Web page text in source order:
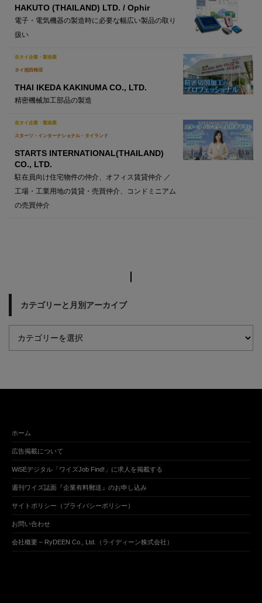
HAKUTO (THAILAND) LTD. / Ophir
電子・電気機器の製造時に必要な幅広い製品の取り
扱い
在タイ企業・製造業
タイ池田柿沼
THAI IKEDA KAKINUMA CO., LTD.
精密機械加工部品の製造
在タイ企業・製造業
スターツ・インターナショナル・タイランド
STARTS INTERNATIONAL(THAILAND)
CO., LTD.
駐在員向け住宅物件の仲介、オフィス賃貸仲介 ／
工場・工業用地の賃貸・売買仲介、コンドミニアム
の売買仲介
カテゴリーと月別アーカイブ
ホーム
広告掲載について
WiSEデジタル「ワイズJob Find!」に求人を掲載する
週刊ワイズ誌面『企業有料郵送』のお申し込み
サイトポリシー（プライバシーポリシー）
お問い合わせ
会社概要 – RyDEEN Co., Ltd.（ライディーン株式会社）